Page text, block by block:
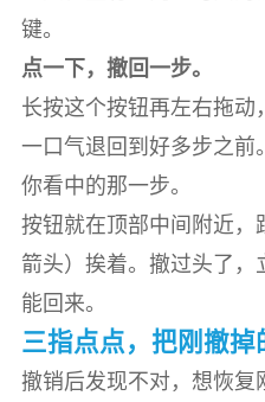
键。
点一下，撤回一步。
长按这个按钮再左右拖
一口气退回到好多步之前
你看中的那一步。
按钮就在顶部中间附近，
箭头）挨着。撤过头了
能回来。
三指点点，把刚撤掉
撤销后发现不对，想恢复